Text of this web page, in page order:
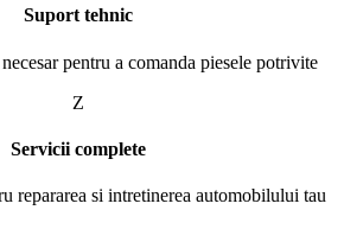
Suport tehnic
pentru a comanda piesele potrivite
Z
Servicii complete
repararea si intretinerea automobilului tau